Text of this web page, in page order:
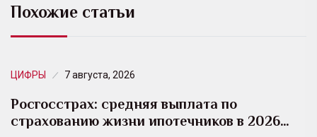
Похожие статьи
ЦИФРЫ 7 августа, 2026
Росгосстрах: средняя выплата по
страхованию жизни ипотечников в 2026…